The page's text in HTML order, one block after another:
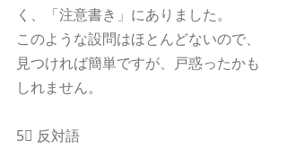
く、「注意書き」にありました。
このような設問はほとんどないので、
見つければ簡単ですが、戸惑ったかも
しれません。
5⃣ 反対語